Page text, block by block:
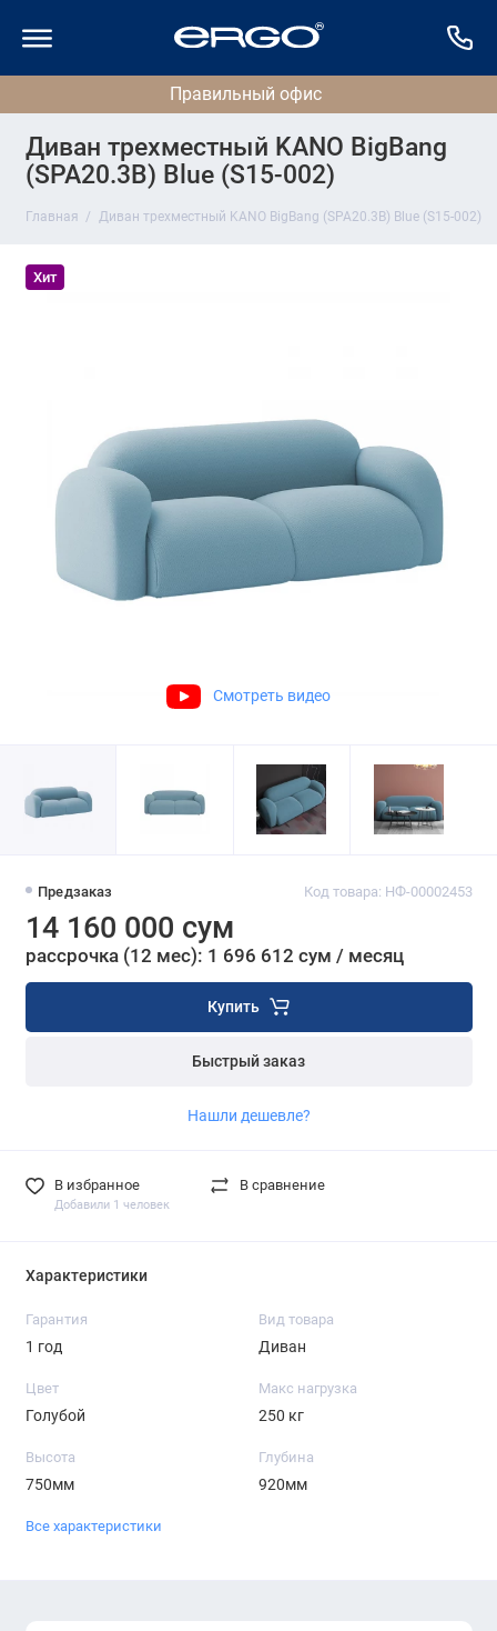
Диван трехместный KANO BigBang
(SPA20.3B) Blue (S15-002)
Главная Диван трехместный KANO BigBang (SPA20.3B) Blue (S15-002)
Хит
Смотреть видео
Предзаказ Код товара: НФ-00002453
14 160 000 сум
рассрочка (12 мес): 1 696 612 сум / месяц
Купить
Быстрый заказ
Нашли дешевле?
В избранное
Добавили 1 человек
В сравнение
Характеристики
Гарантия
1 год
Вид товара
Диван
Цвет
Голубой
Макс нагрузка
250 кг
Высота
750мм
Глубина
920мм
Все характеристики